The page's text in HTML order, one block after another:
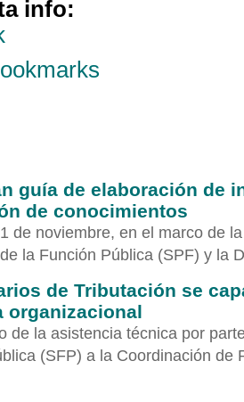
info:
guía de elaboración de
de conocimientos
de noviembre, en el marco de
la Función Pública (SPF) y la
de Tributación se
organizacional
de la asistencia técnica por
(SFP) a la Coordinación de